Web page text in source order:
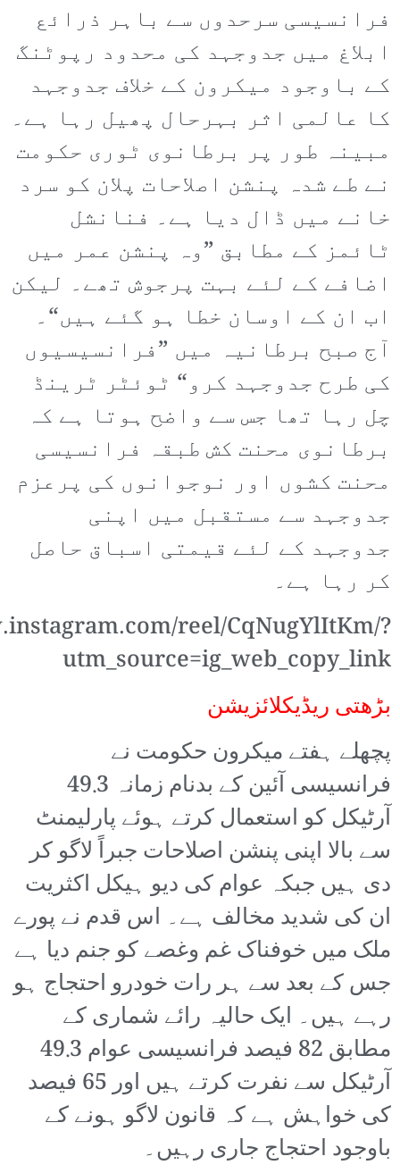
فرانسیسی سرحدوں سے باہر ذرائع
ابلاغ میں جدوجہد کی محدود رپوٹنگ
کے باوجود میکرون کے خلاف جدوجہد
کا عالمی اثر بہرحال پھیل رہا ہے۔
مبینہ طور پر برطانوی ٹوری حکومت
نے طے شدہ پنشن اصلاحات پلان کو سرد
خانے میں ڈال دیا ہے۔ فنانشل
ٹائمز کے مطابق ”وہ پنشن عمر میں
اضافے کے لئے بہت پرجوش تھے۔ لیکن
اب ان کے اوسان خطا ہو گئے ہیں“۔
آج صبح برطانیہ میں ”فرانسیسیوں
کی طرح جدوجہد کرو“ ٹوئٹر ٹرینڈ
چل رہا تھا جس سے واضح ہوتا ہے کہ
برطانوی محنت کش طبقہ فرانسیسی
محنت کشوں اور نوجوانوں کی پرعزم
جدوجہد سے مستقبل میں اپنی
جدوجہد کے لئے قیمتی اسباق حاصل
کر رہا ہے۔
reel/CqNugYlItKm/?
utm_source=ig_web_copy_link
بڑھتی ریڈیکلائزیشن
پچھلے ہفتے میکرون حکومت نے
فرانسیسی آئین کے بدنام زمانہ 49.3
آرٹیکل کو استعمال کرتے ہوئے پارلیمنٹ
سے بالا اپنی پنشن اصلاحات جبراً لاگو کر
دی ہیں جبکہ عوام کی دیو ہیکل اکثریت
ان کی شدید مخالف ہے۔ اس قدم نے پورے
ملک میں خوفناک غم وغصے کو جنم دیا ہے
جس کے بعد سے ہر رات خودرو احتجاج ہو
رہے ہیں۔ ایک حالیہ رائے شماری کے
مطابق 82 فیصد فرانسیسی عوام 49.3
آرٹیکل سے نفرت کرتے ہیں اور 65 فیصد
کی خواہش ہے کہ قانون لاگو ہونے کے
باوجود احتجاج جاری رہیں۔